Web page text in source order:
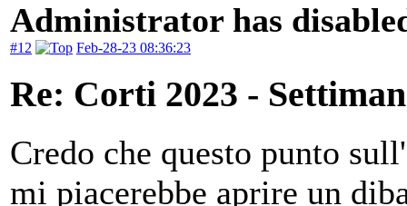
Administrator has
#12 Feb-28-23 08:36:23
Re: Corti 2023 -
Credo che questo punto
mi piacerebbe aprire un